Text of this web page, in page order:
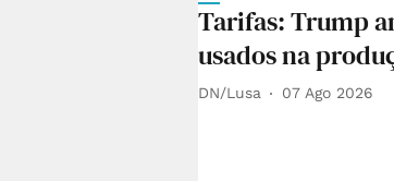
Tarifas: Trump
usados na
DN/Lusa 07 Ago 2026